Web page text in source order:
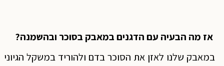
אז מה הבעיה עם הדגנים במאבק בסוכר ובהשמנה?
במאבק שלנו לאזן את הסוכר בדם ולהוריד במשקל הגיוני